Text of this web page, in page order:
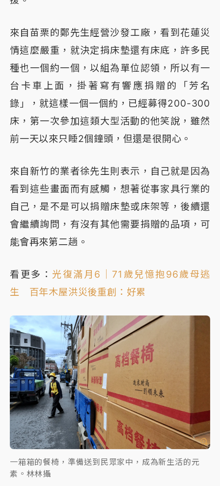
來自苗栗的鄭先生經營沙發工廠，看到花蓮災
情這麼嚴重，就決定捐床墊還有床底，許多民
種也一個約一個，以組為單位認領，所以有一
台卡車上面，掛著寫有響應捐贈的「芳名
錄」，就這樣一個一個約，已經募得200-300
床，第一次參加這類大型活動的他笑說，雖然
前一天以來只睡2個鐘頭，但還是很開心。
來自新竹的業者徐先生則表示，自己就是因為
看到這些畫面而有感觸，想著從事家具行業的
自己，是不是可以捐贈床墊或床架等，後續還
會繼續詢問，有沒有其他需要捐贈的品項，可
能會再來第二趟。
看更多： 光復滿月6｜71歲兒憶抱96歲母逃
生 百年木屋洪災後重創：好累
一箱箱的餐椅，準備送到民眾家中，成為新生活的元
素。林林攝